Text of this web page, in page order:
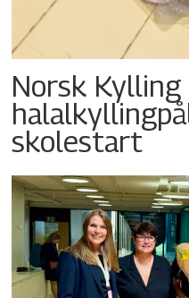
Norsk
skolestart